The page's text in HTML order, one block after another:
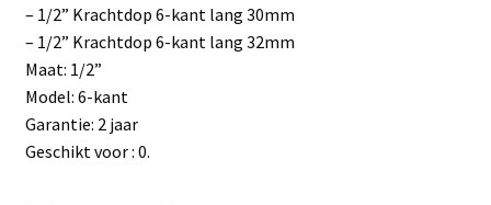
– 1/2” Krachtdop 6-kant lang 30mm
– 1/2” Krachtdop 6-kant lang 32mm
Maat: 1/2”
Model: 6-kant
Garantie: 2 jaar
Geschikt voor : 0.